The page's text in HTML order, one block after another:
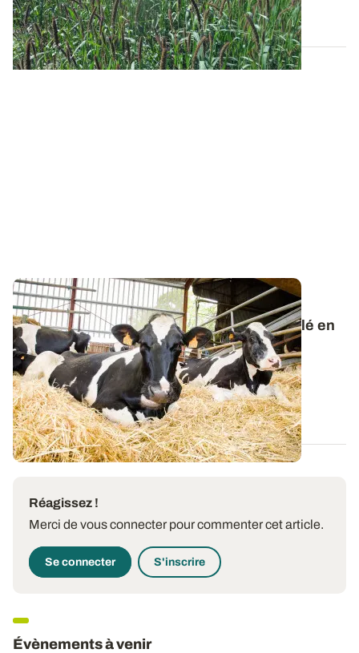
09 JUILL. 2026
DÉFICIT FOURRAGER
Comment limiter l'utilisation de paille de blé en
litière ?
Les deux épisodes caniculaires ont contraint à
l’affouragement avant le début de l’été et...
02 JUILL. 2026
Réagissez !
Merci de vous connecter pour commenter cet article.
Se connecter S'inscrire
Évènements à venir